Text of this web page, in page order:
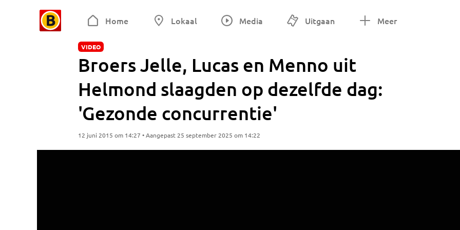
Home Lokaal Media Uitgaan Meer
VIDEO
Broers Jelle, Lucas en Menno uit
Helmond slaagden op dezelfde dag:
'Gezonde concurrentie'
12 juni 2015 om 14:27 • Aangepast 25 september 2025 om 14:22